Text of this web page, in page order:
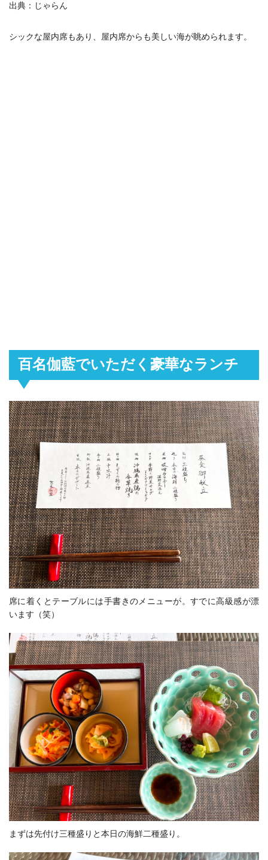
出典：じゃらん
シックな屋内席もあり、屋内席からも美しい海が眺められます。
百名伽藍でいただく豪華なランチ
席に着くとテーブルには手書きのメニューが。すでに高級感が漂
います（笑）
まずは先付け三種盛りと本日の海鮮二種盛り。